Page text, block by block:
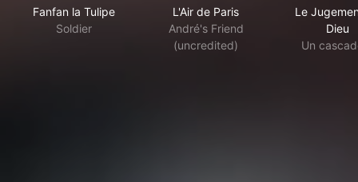
Fanfan la Tulipe
Soldier
L'Air de Paris
André's Friend
(uncredited)
Le
Dieu
Un